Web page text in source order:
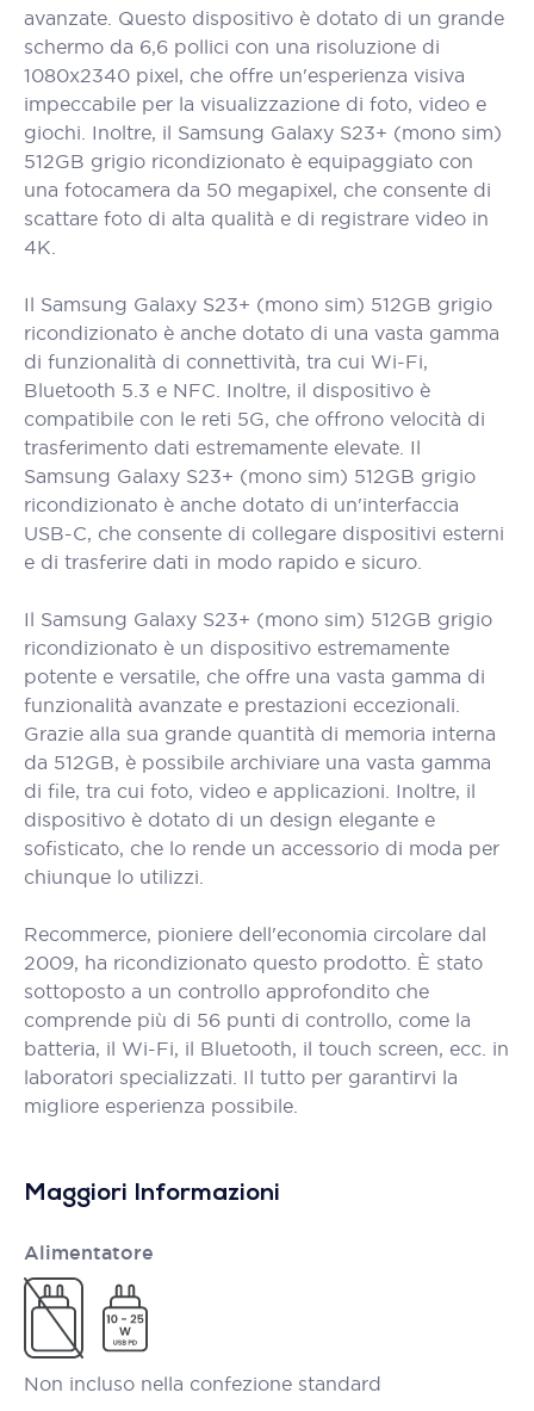
avanzate. Questo dispositivo è dotato di un grande
schermo da 6,6 pollici con una risoluzione di
1080x2340 pixel, che offre un'esperienza visiva
impeccabile per la visualizzazione di foto, video e
giochi. Inoltre, il Samsung Galaxy S23+ (mono sim)
512GB grigio ricondizionato è equipaggiato con
una fotocamera da 50 megapixel, che consente di
scattare foto di alta qualità e di registrare video in
4K.
Il Samsung Galaxy S23+ (mono sim) 512GB grigio
ricondizionato è anche dotato di una vasta gamma
di funzionalità di connettività, tra cui Wi-Fi,
Bluetooth 5.3 e NFC. Inoltre, il dispositivo è
compatibile con le reti 5G, che offrono velocità di
trasferimento dati estremamente elevate. Il
Samsung Galaxy S23+ (mono sim) 512GB grigio
ricondizionato è anche dotato di un'interfaccia
USB-C, che consente di collegare dispositivi esterni
e di trasferire dati in modo rapido e sicuro.
Il Samsung Galaxy S23+ (mono sim) 512GB grigio
ricondizionato è un dispositivo estremamente
potente e versatile, che offre una vasta gamma di
funzionalità avanzate e prestazioni eccezionali.
Grazie alla sua grande quantità di memoria interna
da 512GB, è possibile archiviare una vasta gamma
di file, tra cui foto, video e applicazioni. Inoltre, il
dispositivo è dotato di un design elegante e
sofisticato, che lo rende un accessorio di moda per
chiunque lo utilizzi.
Recommerce, pioniere dell'economia circolare dal
2009, ha ricondizionato questo prodotto. È stato
sottoposto a un controllo approfondito che
comprende più di 56 punti di controllo, come la
batteria, il Wi-Fi, il Bluetooth, il touch screen, ecc. in
laboratori specializzati. Il tutto per garantirvi la
migliore esperienza possibile.
Maggiori Informazioni
Alimentatore
Non incluso nella confezione standard